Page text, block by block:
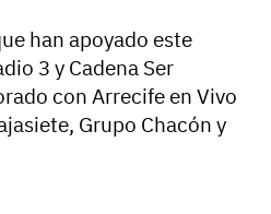
han apoyado este
3 y Cadena Ser
con Arrecife en Vivo
Grupo Chacón y